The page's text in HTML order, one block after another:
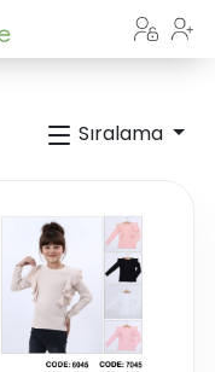
Sıralama